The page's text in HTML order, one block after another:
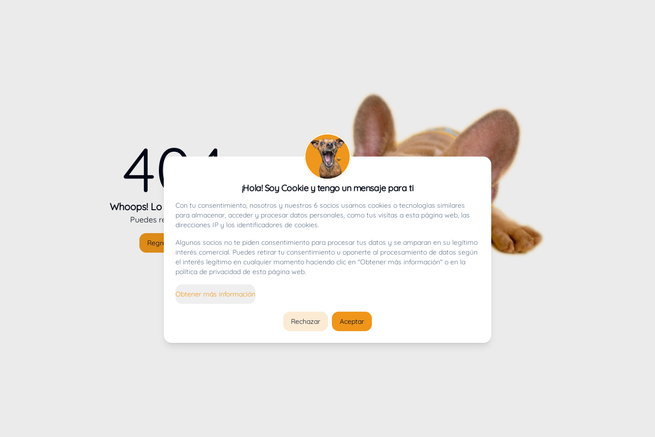
404
Whoops! Lo sentimos mucho.
Puedes regresar alinicio
Regresar al inicio
¡Hola! Soy Cookie y tengo un mensaje para ti
Con tu consentimiento, nosotros y nuestros 6 socios usamos cookies o tecnologías similares
para almacenar, acceder y procesar datos personales, como tus visitas a esta página web, las
direcciones IP y los identificadores de cookies.
Algunos socios no te piden consentimiento para procesar tus datos y se amparan en su legítimo
interés comercial. Puedes retirar tu consentimiento u oponerte al procesamiento de datos según
el interés legítimo en cualquier momento haciendo clic en "Obtener más información" o en la
política de privacidad de esta página web.
Obtener más información
Rechazar Aceptar